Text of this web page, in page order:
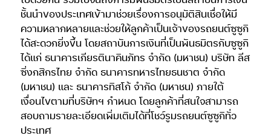
ชั้นนำของประเทศเข้ามาช่วยเรื่องการอนุมัติสินเชื่อให้มี
ความหลากหลายและช่วยให้ลูกค้าเป็นเจ้าของรถยนต์ซูซูกิ
ได้สะดวกยิ่งขึ้น โดยสถาบันการเงินที่เป็นพันธมิตรกับซูซูกิ
ได้แก่ ธนาคารเกียรตินาคินภัทร จำกัด (มหาชน) บริษัท ลีส
ซิ่งกสิกรไทย จำกัด ธนาคารทหารไทยธนชาต จำกัด
(มหาชน) และ ธนาคารทิสโก้ จำกัด (มหาชน) ภายใต้
เงื่อนไขตามที่บริษัทฯ กำหนด โดยลูกค้าที่สนใจสามารถ
สอบถามรายละเอียดเพิ่มเติมได้ที่โชว์รูมรถยนต์ซูซูกิทั่ว
ประเทศ